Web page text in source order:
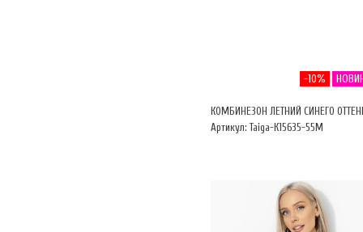
-10%
КОМБИНЕЗОН ЛЕТНИЙ СИНЕГО
Артикул: Taiga-К15635-55М